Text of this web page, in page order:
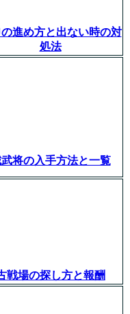
進め方と出ない時の対
処法
将の入手方法と一覧
戦場の探し方と報酬